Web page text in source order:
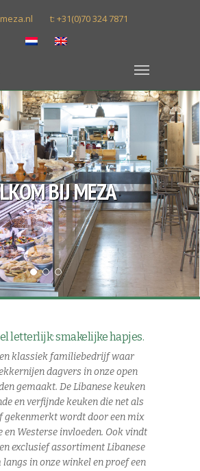
t: +31(0)70 324 7871
BIJ MEZA
letterlijk: smakelijke hapjes.
klassiek familiebedrijf waar
dagvers in onze open
gemaakt. De Libanese keuken
en verfijnde keuken die net als
gekenmerkt wordt door een mix
en Westerse invloeden. Ook vindt
exclusief assortiment Libanese
in onze winkel en proef een